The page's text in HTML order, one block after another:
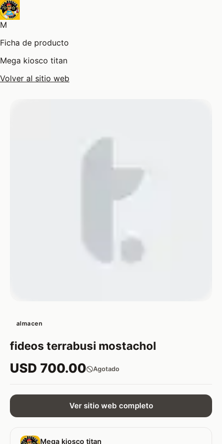
M
Ficha de producto
Mega kiosco titan
Volver al sitio web
almacen
fideos terrabusi mostachol
USD 700.00 Agotado
Ver sitio web completo
Mega kiosco titan